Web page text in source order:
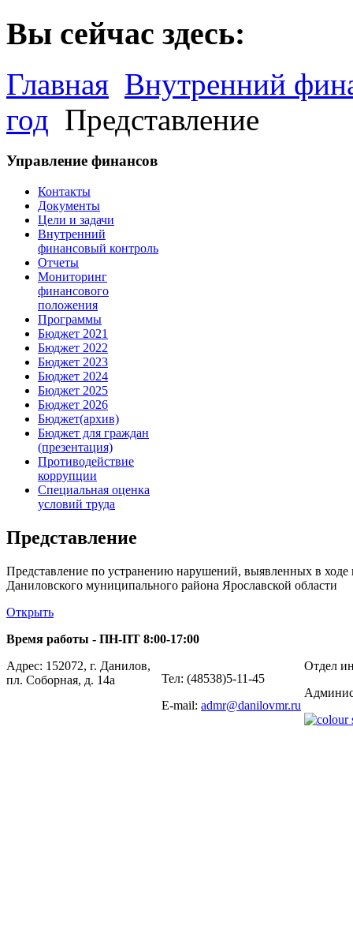
Вы сейчас здесь:
Главная Внутренний
год Представление
Управление финансов
Контакты
Документы
Цели и задачи
Внутренний
финансовый контроль
Отчеты
Мониторинг
финансового
положения
Программы
Бюджет 2021
Бюджет 2022
Бюджет 2023
Бюджет 2024
Бюджет 2025
Бюджет 2026
Бюджет(архив)
Бюджет для граждан
(презентация)
Противодействие
коррупции
Специальная оценка
условий труда
Представление
Представление по устранению нарушений, выявленных в ходе
Даниловского муниципального района Ярославской области
Открыть
Время работы - ПН-ПТ 8:00-17:00
Адрес: 152072, г. Данилов,
пл. Соборная, д. 14а
Тел: (48538)5-11-45
E-mail: admr@danilovmr.ru
Отдел